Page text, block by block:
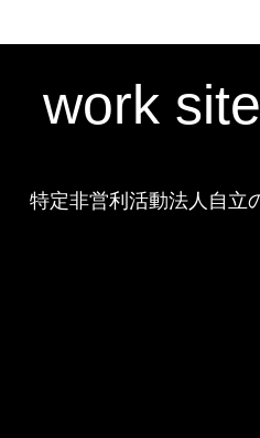
work
特定非営利活動法人自立の